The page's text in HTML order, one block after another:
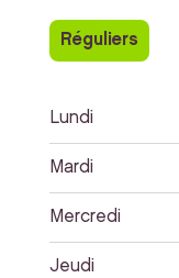
Réguliers
Lundi
Mardi
Mercredi
Jeudi